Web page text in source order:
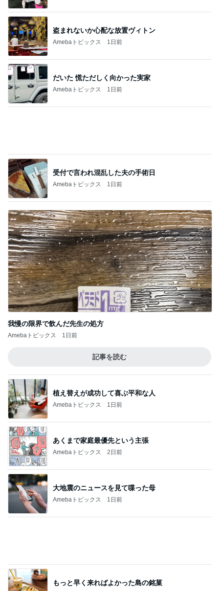
盗まれないか心配な放置ヴィトン
Amebaトピックス 1日前
だいた 慌ただしく向かった実家
Amebaトピックス 1日前
受付で言われ混乱した夫の手術日
Amebaトピックス 1日前
我慢の限界で飲んだ先生の処方
Amebaトピックス 1日前
記事を読む
植え替えが成功して喜ぶ平和な人
Amebaトピックス 1日前
あくまで家庭最優先という主張
Amebaトピックス 2日前
大地震のニュースを見て喋った母
Amebaトピックス 1日前
もっと早く来ればよかった島の銘菓